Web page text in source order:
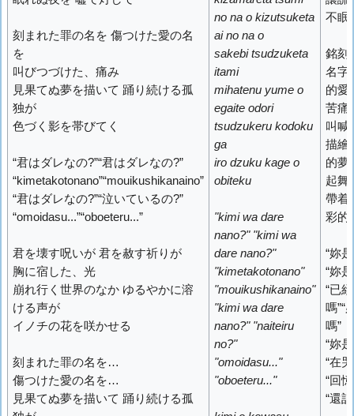
刻まれた罪の名を 傷つけた愛の名
を
叫びつづけた、痛み
見果てぬ夢を描いて 踊り続ける孤
独が
色づく影を帯びてく
“君はダレなの?”“君はダレなの?”
“kimetakotonano”“mouikushikanaino”
“君はダレなの?”“泣いているの?”
“omoidasu...”“oboeteru...”
君を壊す呪いが 君を赦す祈りが
胸に宿した、光
崩れ行く世界のなか ゆるやかに溶
ける声が
イノチの花を咲かせる
刻まれた罪の名を…
傷つけた愛の名を…
見果てぬ夢を描いて 踊り続ける孤
no na o kizutsuketa
ai no na o
sakebi tsudzuketa
itami
mihatenu yume o
egaite odori
tsudzukeru kodoku
ga
iro dzuku kage o
obiteku
"kimi wa dare
nano?" "kimi wa
dare nano?"
"kimetakotonano"
"mouikushikanaino"
"kimi wa dare
nano?" "naiteiru
no?"
"omoidasu..."
"oboeteru..."
不眠
銘刻
名字
的愛
苦痛
叫喊
描繪
的夢
起舞
帶着
彩的
“妳
“妳
“已
嗎”“
嗎”
“妳
“在
“回
“還